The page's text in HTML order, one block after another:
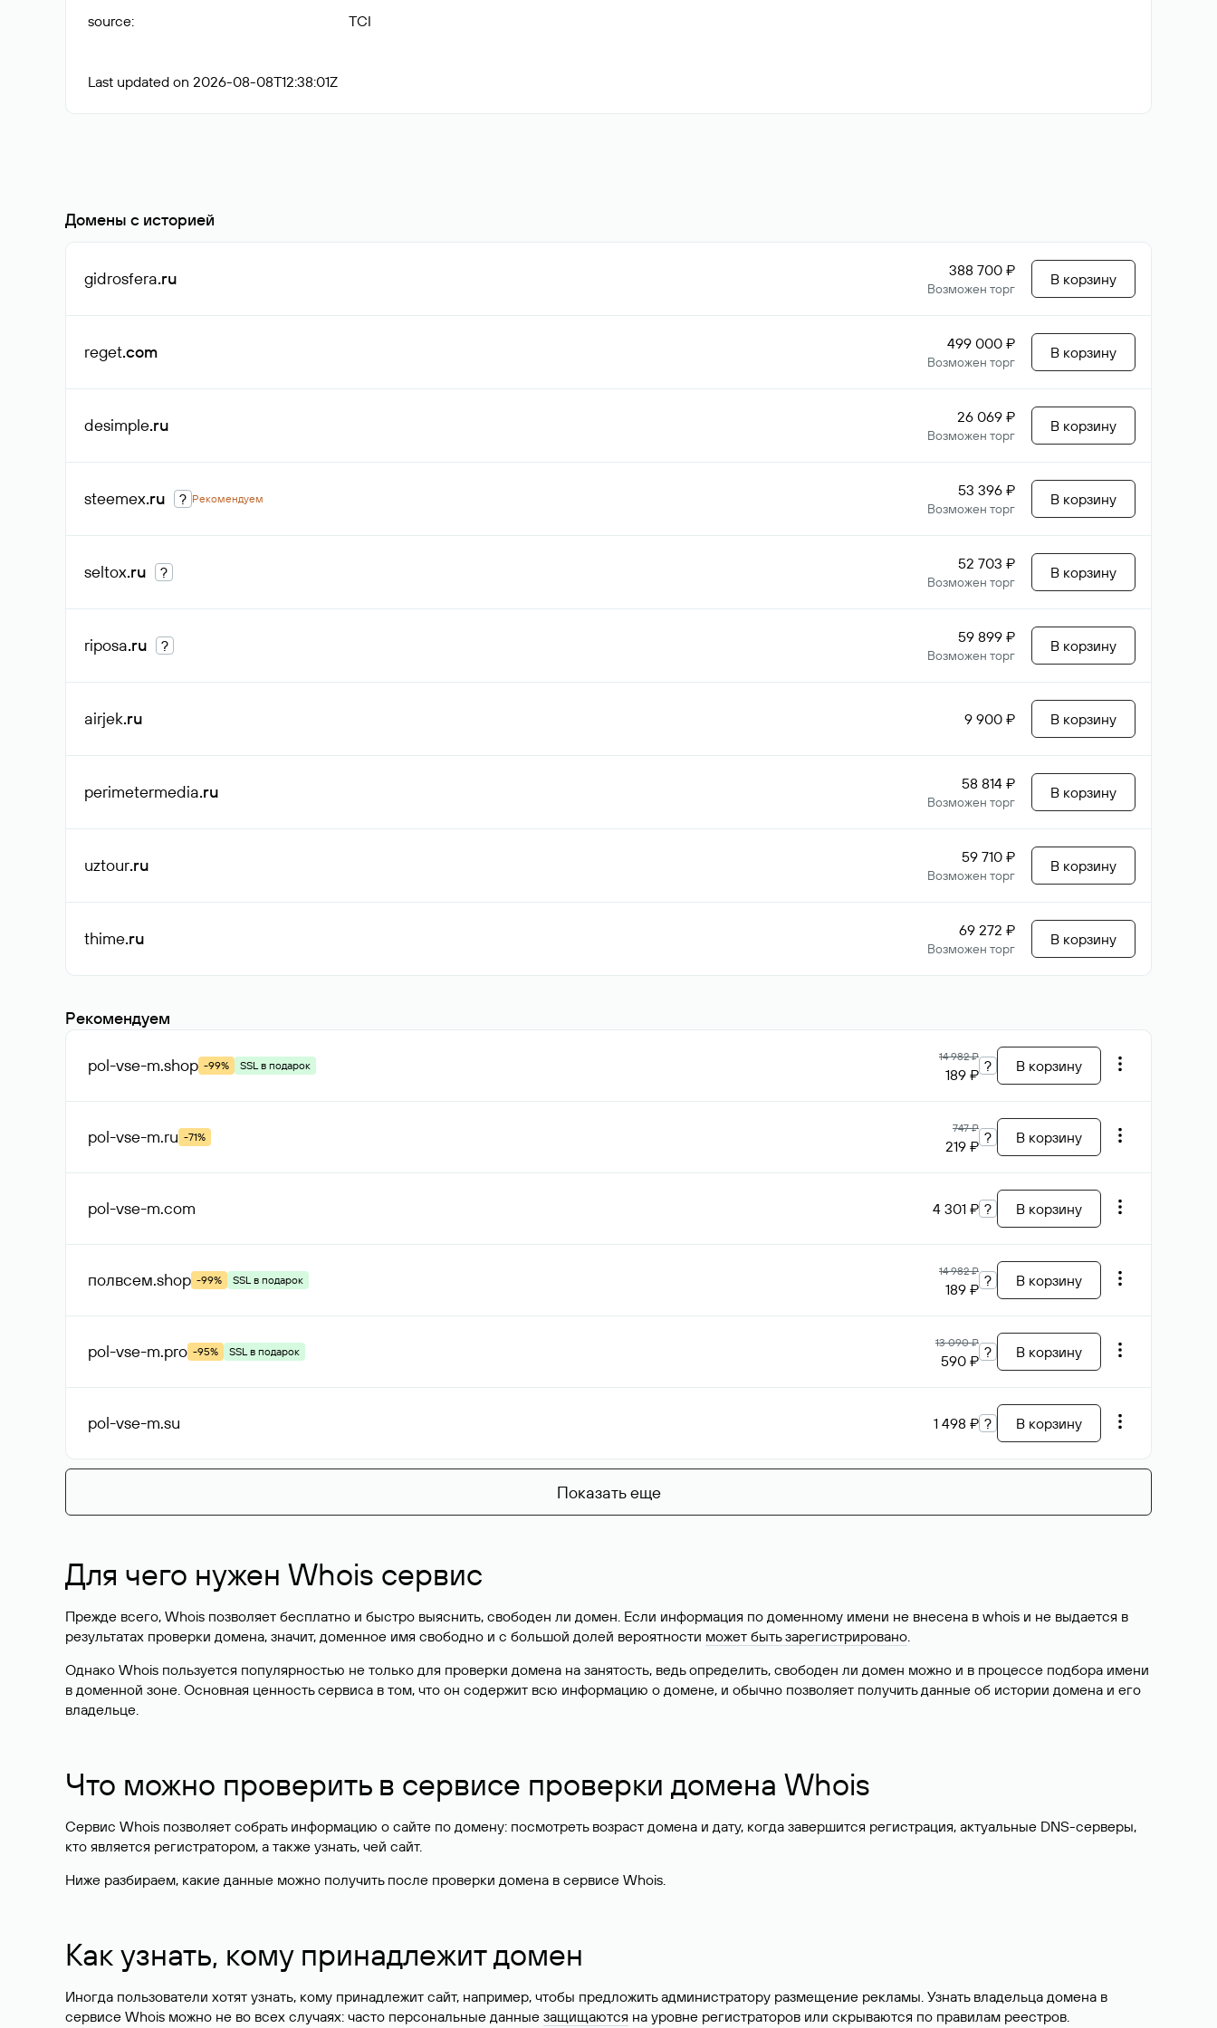
source: TCI
Last updated on 2026-08-08T12:38:01Z
Домены с историей
gidrosfera.ru 388 700 ₽
Возможен торг
В корзину
reget.com 499 000 ₽
Возможен торг
В корзину
desimple.ru 26 069 ₽
Возможен торг
В корзину
steemex.ru ? Рекомендуем 53 396 ₽
Возможен торг
В корзину
seltox.ru ? 52 703 ₽
Возможен торг
В корзину
riposa.ru ? 59 899 ₽
Возможен торг
В корзину
airjek.ru 9 900 ₽ В корзину
perimetermedia.ru 58 814 ₽
Возможен торг
В корзину
uztour.ru 59 710 ₽
Возможен торг
В корзину
thime.ru 69 272 ₽
Возможен торг
В корзину
Рекомендуем
pol-vse-m.shop -99% SSL в подарок
14 982 ₽
189 ₽ ? В корзину
pol-vse-m.ru -71%
747 ₽
219 ₽ ? В корзину
pol-vse-m.com 4 301 ₽ ? В корзину
полвсем.shop -99% SSL в подарок
14 982 ₽
189 ₽ ? В корзину
pol-vse-m.pro -95% SSL в подарок
13 090 ₽
590 ₽ ? В корзину
pol-vse-m.su 1 498 ₽ ? В корзину
Показать еще
Для чего нужен Whois сервис
Прежде всего, Whois позволяет бесплатно и быстро выяснить, свободен ли домен. Если информация по доменному имени не внесена в whois и не выдается в
результатах проверки домена, значит, доменное имя свободно и с большой долей вероятности может быть зарегистрировано.
Однако Whois пользуется популярностью не только для проверки домена на занятость, ведь определить, свободен ли домен можно и в процессе подбора имени
в доменной зоне. Основная ценность сервиса в том, что он содержит всю информацию о домене, и обычно позволяет получить данные об истории домена и его
владельце.
Что можно проверить в сервисе проверки домена Whois
Сервис Whois позволяет собрать информацию о сайте по домену: посмотреть возраст домена и дату, когда завершится регистрация, актуальные DNS-серверы,
кто является регистратором, а также узнать, чей сайт.
Ниже разбираем, какие данные можно получить после проверки домена в сервисе Whois.
Как узнать, кому принадлежит домен
Иногда пользователи хотят узнать, кому принадлежит сайт, например, чтобы предложить администратору размещение рекламы. Узнать владельца домена в
сервисе Whois можно не во всех случаях: часто персональные данные защищаются на уровне регистраторов или скрываются по правилам реестров.